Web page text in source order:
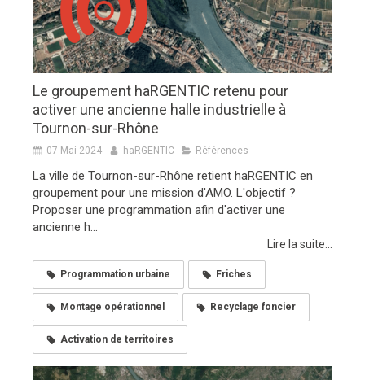
Le groupement haRGENTIC retenu pour
activer une ancienne halle industrielle à
Tournon-sur-Rhône
07 Mai 2024 haRGENTIC Références
La ville de Tournon-sur-Rhône retient haRGENTIC en
groupement pour une mission d'AMO. L'objectif ?
Proposer une programmation afin d'activer une
ancienne h...
Lire la suite...
Programmation urbaine Friches
Montage opérationnel Recyclage foncier
Activation de territoires